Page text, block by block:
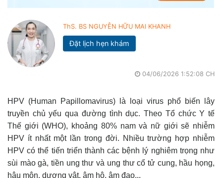
ThS. BS NGUYỄN HỮU MAI KHANH
Đặt lịch hẹn khám
04/06/2026 1:52:08 CH
HPV (Human Papillomavirus) là loại virus phổ biến lây
truyền chủ yếu qua đường tình dục. Theo Tổ chức Y tế
Thế giới (WHO), khoảng 80% nam và nữ giới sẽ nhiễm
HPV ít nhất một lần trong đời. Nhiều trường hợp nhiễm
HPV có thể tiến triển thành các bệnh lý nghiêm trọng như
sùi mào gà, tiền ung thư và ung thư cổ tử cung, hầu họng,
hậu môn, dương vật, âm hộ, âm đạo...